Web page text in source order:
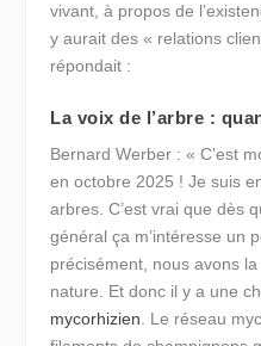
vivant, à propos de
y aurait des « relations
répondait :
La voix de l’arbre :
Bernard Werber : « C’est
en octobre 2025 ! Je suis
arbres. C’est vrai que dès
général ça m’intéresse un
précisément, nous avons
nature. Et donc il y a une
mycorhizien . Le réseau